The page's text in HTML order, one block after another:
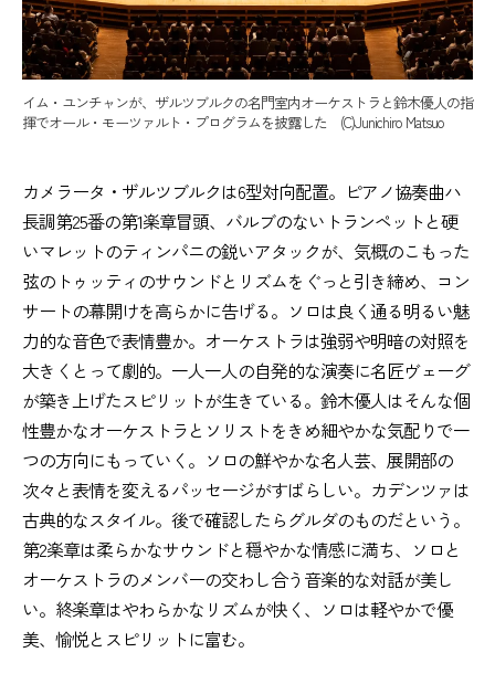
イム・ユンチャンが、ザルツブルクの名門室内オーケストラと鈴木優人の指
揮でオール・モーツァルト・プログラムを披露した (C)Junichiro Matsuo
カメラータ・ザルツブルクは6型対向配置。ピアノ協奏曲ハ
長調第25番の第1楽章冒頭、バルブのないトランペットと硬
いマレットのティンパニの鋭いアタックが、気概のこもった
弦のトゥッティのサウンドとリズムをぐっと引き締め、コン
サートの幕開けを高らかに告げる。ソロは良く通る明るい魅
力的な音色で表情豊か。オーケストラは強弱や明暗の対照を
大きくとって劇的。一人一人の自発的な演奏に名匠ヴェーグ
が築き上げたスピリットが生きている。鈴木優人はそんな個
性豊かなオーケストラとソリストをきめ細やかな気配りで一
つの方向にもっていく。ソロの鮮やかな名人芸、展開部の
次々と表情を変えるパッセージがすばらしい。カデンツァは
古典的なスタイル。後で確認したらグルダのものだという。
第2楽章は柔らかなサウンドと穏やかな情感に満ち、ソロと
オーケストラのメンバーの交わし合う音楽的な対話が美し
い。終楽章はやわらかなリズムが快く、ソロは軽やかで優
美、愉悦とスピリットに富む。